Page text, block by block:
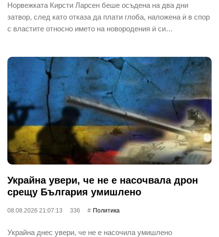
Норвежката Кирсти Ларсен беше осъдена на два дни
затвор, след като отказа да плати глоба, наложена ѝ в спор
с властите относно името на новородения ѝ си…
Украйна увери, че не е насочвала дрон
срещу България умишлено
08.08.2026 21:07:13 336 Политика
Украйна днес увери, че не е насочила умишлено